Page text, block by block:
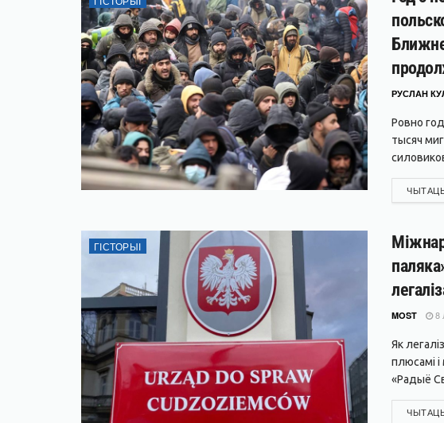
РУСЛАН
Ровно
тысяч
ГІСТОРЫІ
MOST 8
Як
плюсамі
«Радыё